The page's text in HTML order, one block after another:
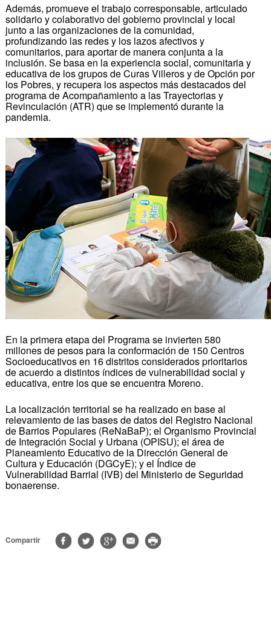
Además, promueve el trabajo corresponsable, articulado
solidario y colaborativo del gobierno provincial y local
junto a las organizaciones de la comunidad,
profundizando las redes y los lazos afectivos y
comunitarios, para aportar de manera conjunta a la
inclusión. Se basa en la experiencia social, comunitaria y
educativa de los grupos de Curas Villeros y de Opción por
los Pobres, y recupera los aspectos más destacados del
programa de Acompañamiento a las Trayectorias y
Revinculación (ATR) que se implementó durante la
pandemia.
En la primera etapa del Programa se invierten 580
millones de pesos para la conformación de 150 Centros
Socioeducativos en 16 distritos considerados prioritarios
de acuerdo a distintos índices de vulnerabilidad social y
educativa, entre los que se encuentra Moreno.
La localización territorial se ha realizado en base al
relevamiento de las bases de datos del Registro Nacional
de Barrios Populares (ReNaBaP); el Organismo Provincial
de Integración Social y Urbana (OPISU); el área de
Planeamiento Educativo de la Dirección General de
Cultura y Educación (DGCyE); y el Índice de
Vulnerabilidad Barrial (IVB) del Ministerio de Seguridad
bonaerense.
Compartir